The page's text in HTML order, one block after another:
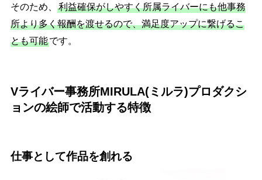
そのため、
利益確保がしやすく所属ライバーにも他事務
所より多く報酬を渡せるので、満足度アップに繋げるこ
とも可能です。
Vライバー事務所MIRULA(ミルラ)プロダクシ
ョンの絵師で活動する特徴
仕事として作品を創れる